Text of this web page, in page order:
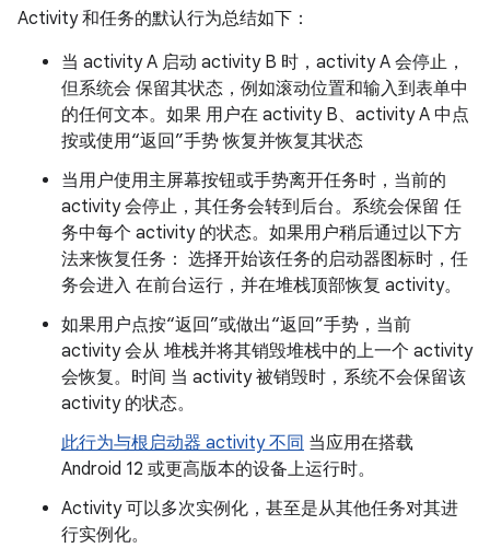
Activity 和任务的默认行为总结如下：
当 activity A 启动 activity B 时，activity A 会停止，
但系统会 保留其状态，例如滚动位置和输入到表单中
的任何文本。如果 用户在 activity B、activity A 中点
按或使用“返回”手势 恢复并恢复其状态
当用户使用主屏幕按钮或手势离开任务时，当前的
activity 会停止，其任务会转到后台。系统会保留 任
务中每个 activity 的状态。如果用户稍后通过以下方
法来恢复任务： 选择开始该任务的启动器图标时，任
务会进入 在前台运行，并在堆栈顶部恢复 activity。
如果用户点按“返回”或做出“返回”手势，当前
activity 会从 堆栈并将其销毁堆栈中的上一个 activity
会恢复。时间 当 activity 被销毁时，系统不会保留该
activity 的状态。
此行为与根启动器 activity 不同 当应用在搭载
Android 12 或更高版本的设备上运行时。
Activity 可以多次实例化，甚至是从其他任务对其进
行实例化。